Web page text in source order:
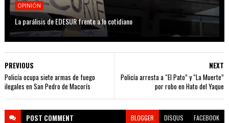
OPINIÓN
La parálisis de EDESUR frente a lo cotidiano
NEXT
Policía arresta a “El Pato” y “La Muerte”
por robo en Hato del Yaque
PREVIOUS
Policía ocupa siete armas de fuego
ilegales en San Pedro de Macorís
POST COMMENT BLOGGER DISQUS FACEBOOK